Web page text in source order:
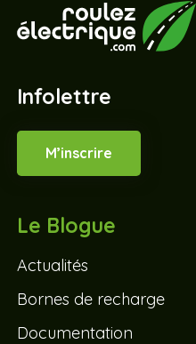
Infolettre
M’inscrire
Le Blogue
Actualités
Bornes de recharge
Documentation